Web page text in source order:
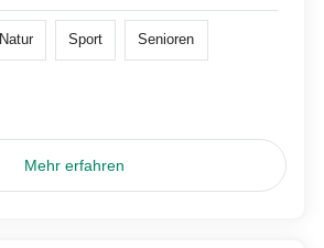
Natur Sport Senioren
Mehr erfahren